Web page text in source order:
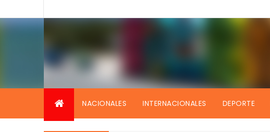
NACIONALES INTERNACIONALES DEPORTE